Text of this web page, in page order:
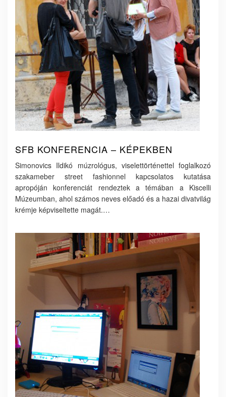
SFB KONFERENCIA – KÉPEKBEN
Simonovics Ildikó múzrológus, viselettörténettel foglalkozó
szakameber street fashionnel kapcsolatos kutatása
apropóján konferenciát rendeztek a témában a Kiscelli
Múzeumban, ahol számos neves előadó és a hazai divatvilág
krémje képviseltette magát.…